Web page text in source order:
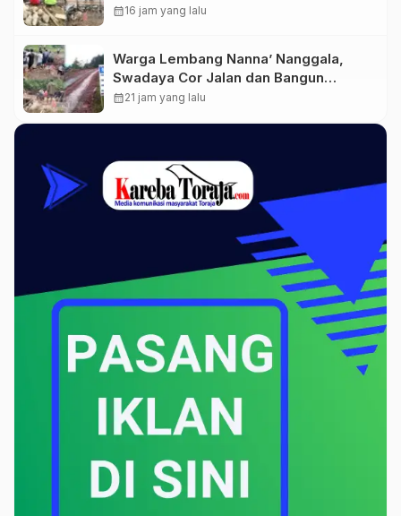
dan Talut Jalan Penghubung Antar
calendar_month16 jam yang lalu
Warga Lembang Nanna’ Nanggala,
Swadaya Cor Jalan dan Bangun
Jembatan
calendar_month21 jam yang lalu